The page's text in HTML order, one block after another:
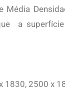
Média
a
1830, 2500 x